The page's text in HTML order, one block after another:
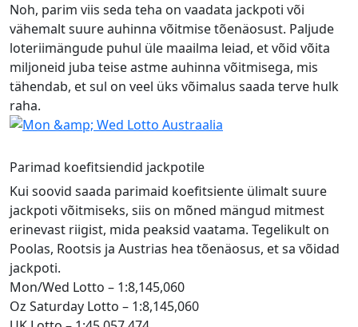
Noh, parim viis seda teha on vaadata jackpoti või
vähemalt suure auhinna võitmise tõenäosust. Paljude
loteriimängude puhul üle maailma leiad, et võid võita
miljoneid juba teise astme auhinna võitmisega, mis
tähendab, et sul on veel üks võimalus saada terve hulk
raha.
Parimad koefitsiendid jackpotile
Kui soovid saada parimaid koefitsiente ülimalt suure
jackpoti võitmiseks, siis on mõned mängud mitmest
erinevast riigist, mida peaksid vaatama. Tegelikult on
Poolas, Rootsis ja Austrias hea tõenäosus, et sa võidad
jackpoti.
Mon/Wed Lotto – 1:8,145,060
Oz Saturday Lotto – 1:8,145,060